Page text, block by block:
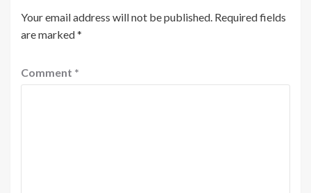
Your email address will not be published. Required fields
are marked*
Comment *